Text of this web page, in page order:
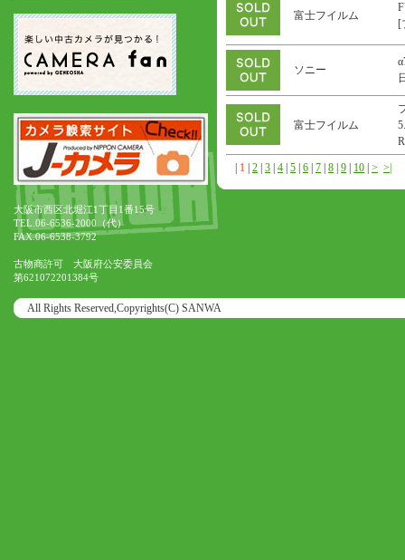
富士フイルム
[
ソニー
富士フイルム
1 2 3 4 5 6 7 8 9 10 > >|
大阪市西区北堀江1丁目1番15号
TEL.06-6536-2000（代）
FAX.06-6538-3792
古物商許可 大阪府公安委員会
第621072201384号
All Rights Reserved,Copyrights(C) SANWA